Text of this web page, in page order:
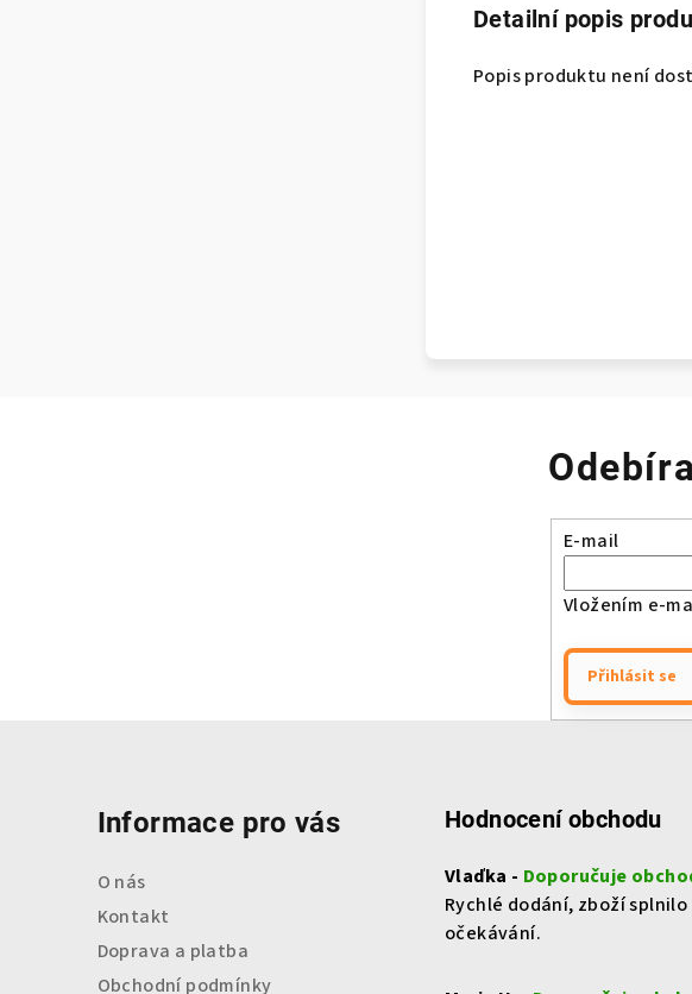
Detailní popis
Popis produktu není
E-mail
Vložením e-
Přihlásit se
Informace pro vás
O nás
Kontakt
Doprava a platba
Obchodní podmínky
Hodnocení obchodu
Vlaďka - Doporučuje
Rychlé dodání, zboží splnilo
očekávání.